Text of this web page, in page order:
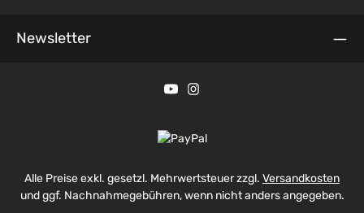
Newsletter
Alle Preise exkl. gesetzl. Mehrwertsteuer zzgl. Versandkosten
und ggf. Nachnahmegebühren, wenn nicht anders angegeben.